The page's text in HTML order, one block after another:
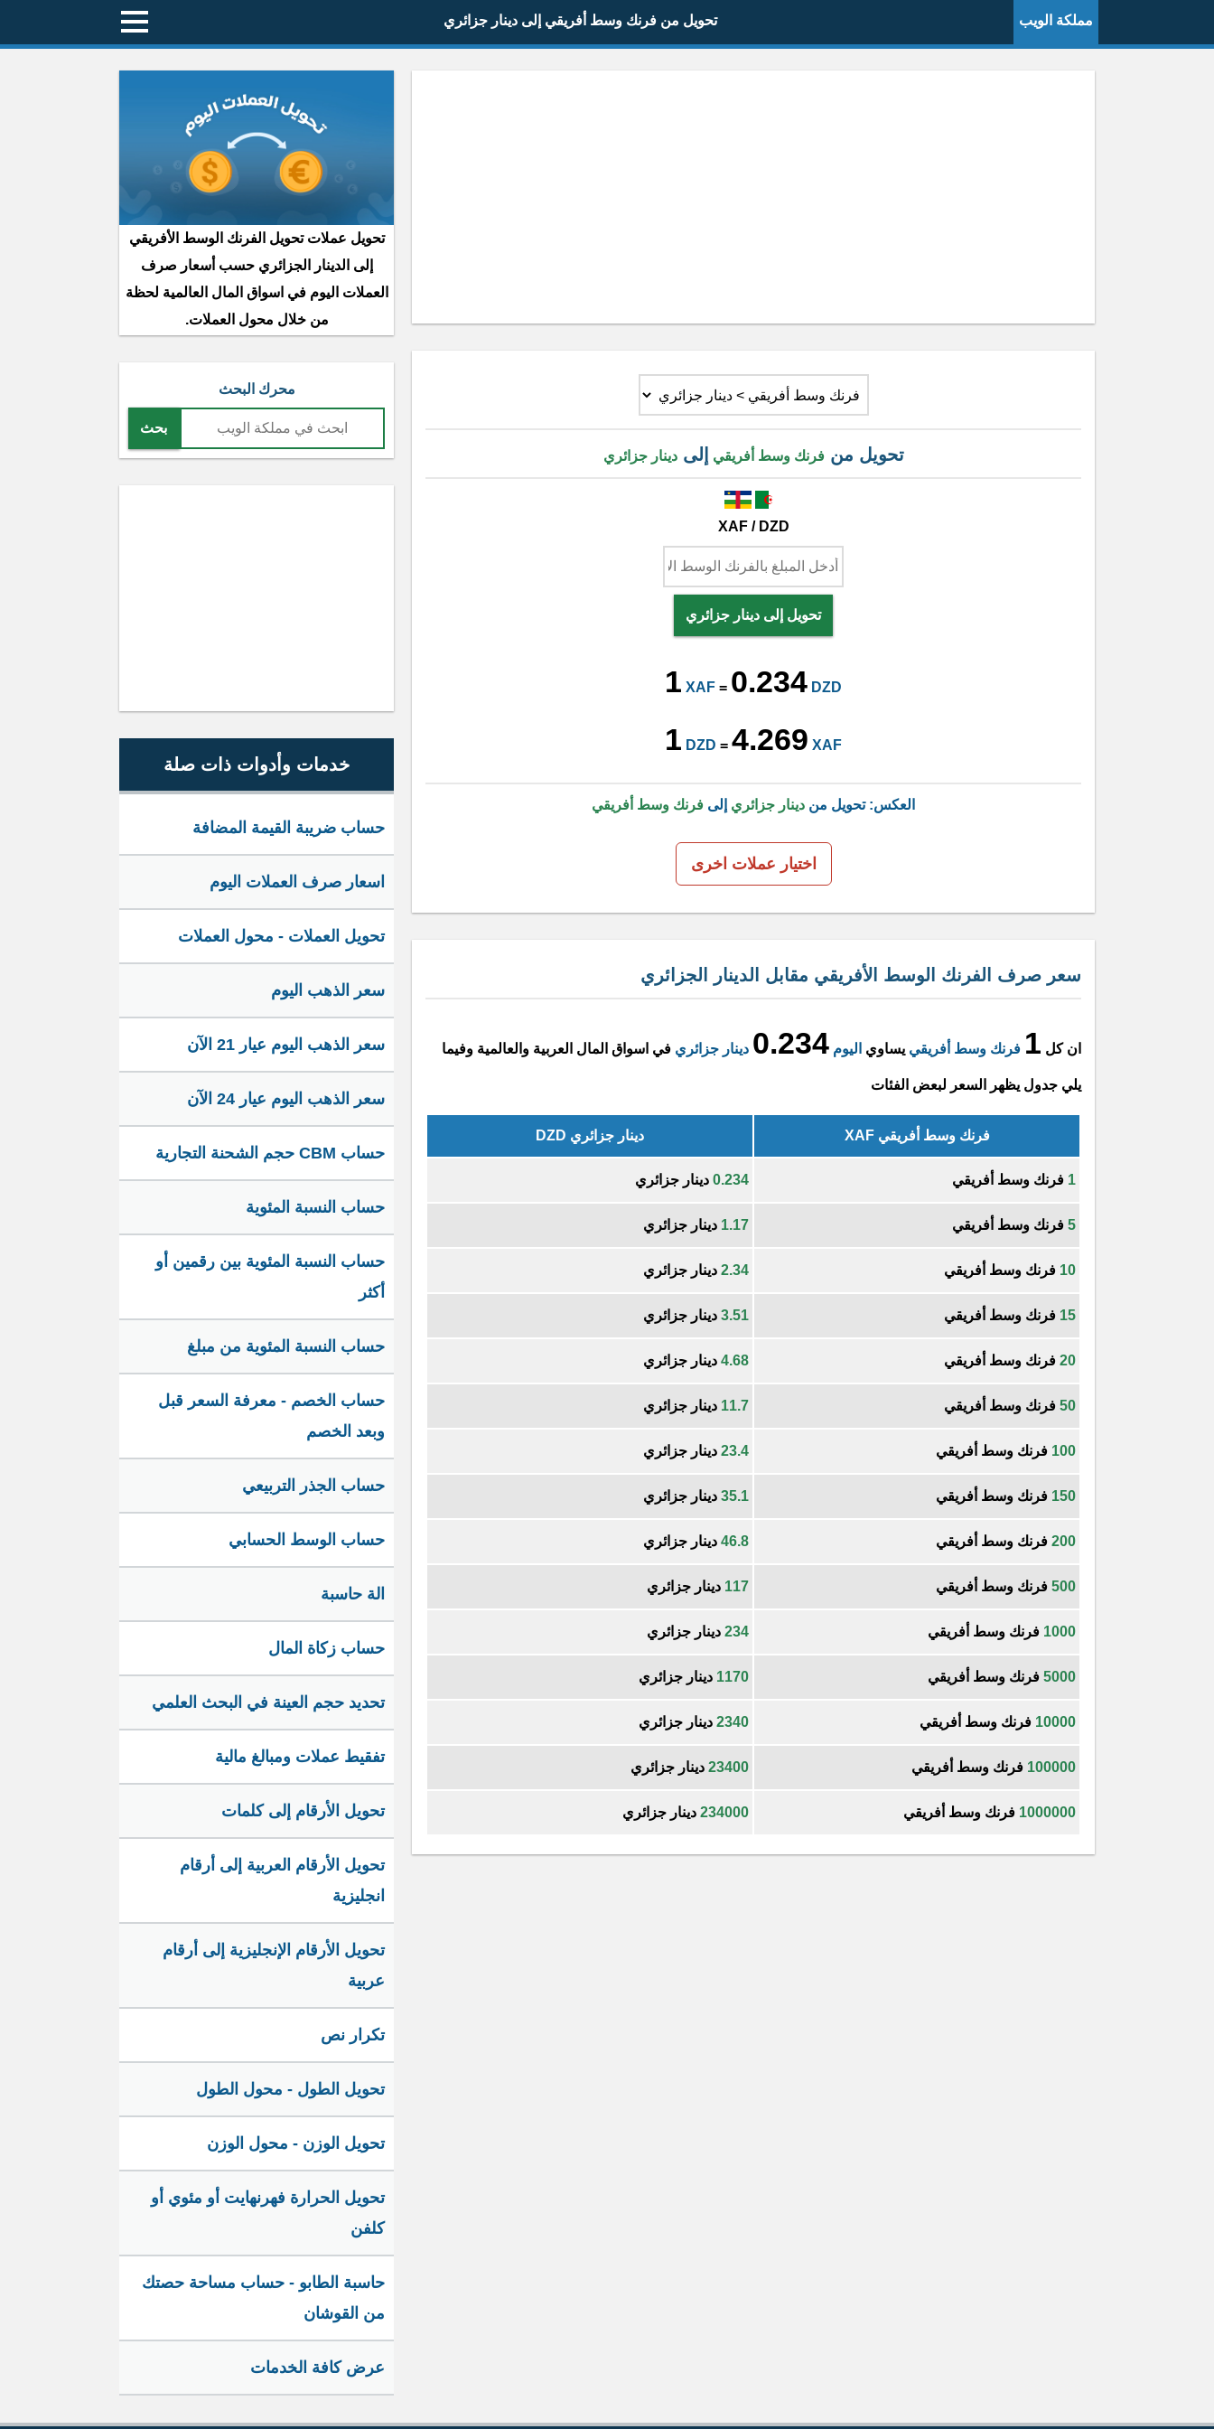
مملكة الويب تحويل من فرنك وسط أفريقي إلى دينار جزائري
تحويل منفرنك وسط أفريقي إلىدينار جزائري
XAF / DZD
تحويل إلى دينار جزائري
1 XAF = 0.234 DZD
1 DZD = 4.269 XAF
العكس: تحويل من دينار جزائري إلى فرنك وسط أفريقي
اختيار عملات اخرى
سعر صرف الفرنك الوسط الأفريقي مقابل الدينار الجزائري
ان كل 1 فرنك وسط أفريقي يساوي اليوم 0.234 دينار جزائري في اسواق المال العربية والعالمية وفيما
يلي جدول يظهر السعر لبعض الفئات
فرنك وسط أفريقي XAF دينار جزائري DZD
1 فرنك وسط أفريقي 0.234 دينار جزائري
5 فرنك وسط أفريقي 1.17 دينار جزائري
10 فرنك وسط أفريقي 2.34 دينار جزائري
15 فرنك وسط أفريقي 3.51 دينار جزائري
20 فرنك وسط أفريقي 4.68 دينار جزائري
50 فرنك وسط أفريقي 11.7 دينار جزائري
100 فرنك وسط أفريقي 23.4 دينار جزائري
150 فرنك وسط أفريقي 35.1 دينار جزائري
200 فرنك وسط أفريقي 46.8 دينار جزائري
500 فرنك وسط أفريقي 117 دينار جزائري
1000 فرنك وسط أفريقي 234 دينار جزائري
5000 فرنك وسط أفريقي 1170 دينار جزائري
10000 فرنك وسط أفريقي 2340 دينار جزائري
100000 فرنك وسط أفريقي 23400 دينار جزائري
1000000 فرنك وسط أفريقي 234000 دينار جزائري
تحويل عملات تحويل الفرنك الوسط الأفريقي
إلى الدينار الجزائري حسب أسعار صرف
العملات اليوم في اسواق المال العالمية لحظة
من خلال محول العملات.
محرك البحث
بحث
خدمات وأدوات ذات صلة
حساب ضريبة القيمة المضافة
اسعار صرف العملات اليوم
تحويل العملات - محول العملات
سعر الذهب اليوم
سعر الذهب اليوم عيار 21 الآن
سعر الذهب اليوم عيار 24 الآن
حساب CBM حجم الشحنة التجارية
حساب النسبة المئوية
حساب النسبة المئوية بين رقمين أو
أكثر
حساب النسبة المئوية من مبلغ
حساب الخصم - معرفة السعر قبل
وبعد الخصم
حساب الجذر التربيعي
حساب الوسط الحسابي
الة حاسبة
حساب زكاة المال
تحديد حجم العينة في البحث العلمي
تفقيط عملات ومبالغ مالية
تحويل الأرقام إلى كلمات
تحويل الأرقام العربية إلى أرقام
انجليزية
تحويل الأرقام الإنجليزية إلى أرقام
عربية
تكرار نص
تحويل الطول - محول الطول
تحويل الوزن - محول الوزن
تحويل الحرارة فهرنهايت أو مئوي أو
كلفن
حاسبة الطابو - حساب مساحة حصتك
من القوشان
عرض كافة الخدمات